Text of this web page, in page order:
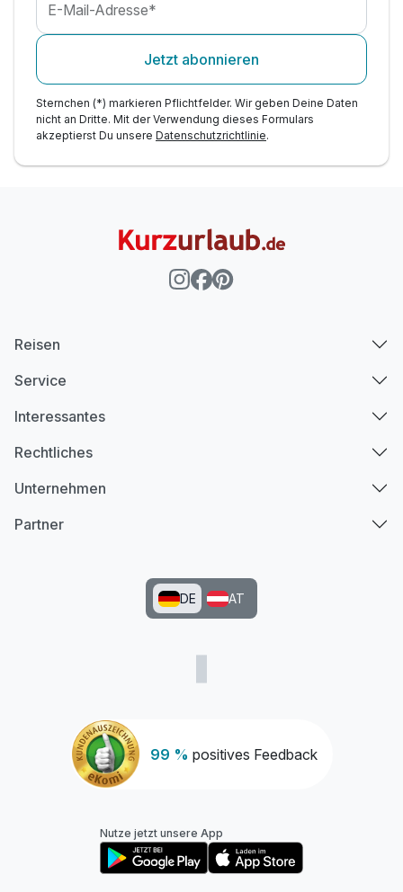
E-Mail-Adresse*
Jetzt abonnieren
Sternchen (*) markieren Pflichtfelder. Wir geben Deine Daten
nicht an Dritte. Mit der Verwendung dieses Formulars
akzeptierst Du unsere Datenschutzrichtlinie.
99 % positives Feedback
Reisen
Service
Interessantes
Rechtliches
Unternehmen
Partner
DE AT
Nutze jetzt unsere App